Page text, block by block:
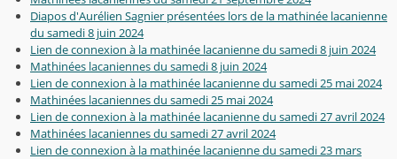
Diapos d'Aurélien Sagnier présentées lors de la mathinée lacanienne
du samedi 8 juin 2024
Lien de connexion à la mathinée lacanienne du samedi 8 juin 2024
Mathinées lacaniennes du samedi 8 juin 2024
Lien de connexion à la mathinée lacanienne du samedi 25 mai 2024
Mathinées lacaniennes du samedi 25 mai 2024
Lien de connexion à la mathinée lacanienne du samedi 27 avril 2024
Mathinées lacaniennes du samedi 27 avril 2024
Lien de connexion à la mathinée lacanienne du samedi 23 mars